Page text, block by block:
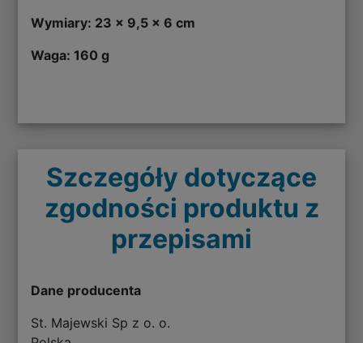
Wymiary: 23 x 9,5 x 6 cm
Waga: 160 g
Szczegóły dotyczące
zgodności produktu z
przepisami
Dane producenta
St. Majewski Sp z o. o.